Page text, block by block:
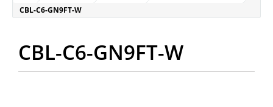
CBL-C6-GN9FT-W
CBL-C6-GN9FT-W